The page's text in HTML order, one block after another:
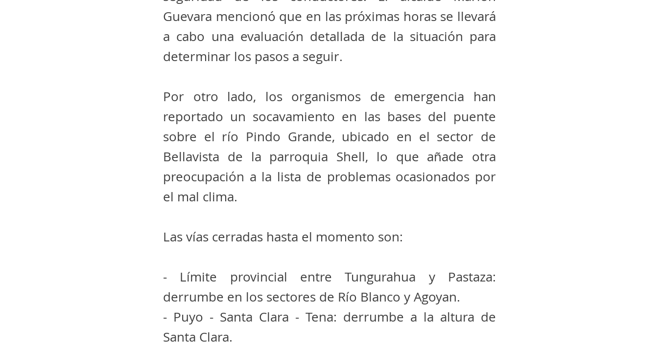
Guevara mencionó que en las próximas horas se llevará
a cabo una evaluación detallada de la situación para
determinar los pasos a seguir.
Por otro lado, los organismos de emergencia han
reportado un socavamiento en las bases del puente
sobre el río Pindo Grande, ubicado en el sector de
Bellavista de la parroquia Shell, lo que añade otra
preocupación a la lista de problemas ocasionados por
el mal clima.
Las vías cerradas hasta el momento son:
- Límite provincial entre Tungurahua y Pastaza:
derrumbe en los sectores de Río Blanco y Agoyan.
- Puyo - Santa Clara - Tena: derrumbe a la altura de
Santa Clara.